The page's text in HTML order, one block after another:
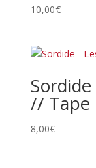
10,00€
// Tape
8,00€